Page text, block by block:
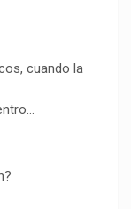
cuando la